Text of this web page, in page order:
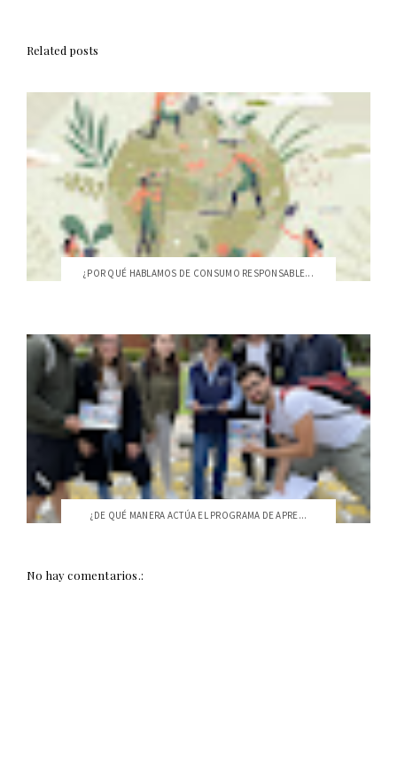
Related posts
¿POR QUÉ HABLAMOS DE CONSUMO RESPONSABLE...
¿DE QUÉ MANERA ACTÚA EL PROGRAMA DE APRE...
No hay comentarios.: